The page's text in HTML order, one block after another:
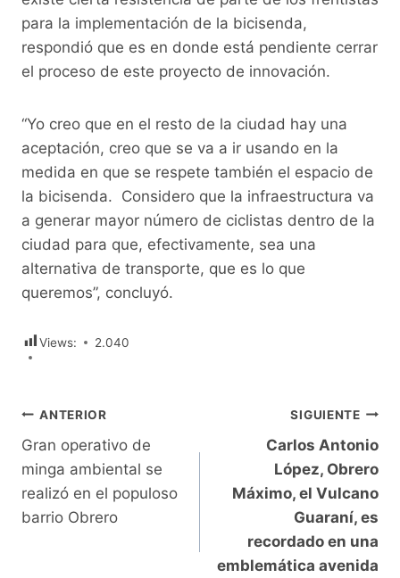
para la implementación de la bicisenda,
respondió que es en donde está pendiente cerrar
el proceso de este proyecto de innovación.
“Yo creo que en el resto de la ciudad hay una
aceptación, creo que se va a ir usando en la
medida en que se respete también el espacio de
la bicisenda. Considero que la infraestructura va
a generar mayor número de ciclistas dentro de la
ciudad para que, efectivamente, sea una
alternativa de transporte, que es lo que
queremos”, concluyó.
Views: 2.040
Navegación
de
entradas
ANTERIOR
Gran operativo de
minga ambiental se
realizó en el populoso
barrio Obrero
SIGUIENTE
Carlos Antonio
López, Obrero
Máximo, el Vulcano
Guaraní, es
recordado en una
emblemática avenida